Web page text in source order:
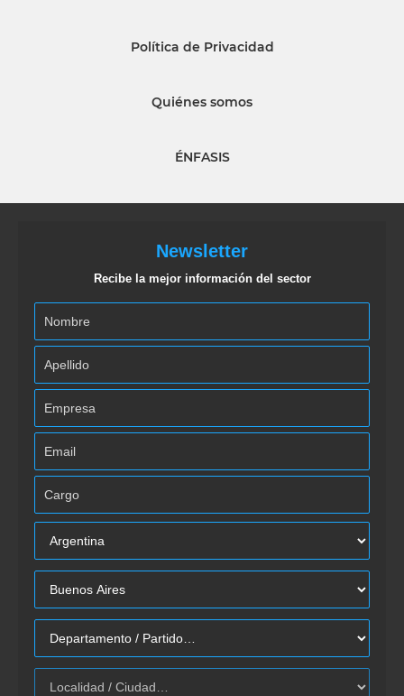
Política de Privacidad
Quiénes somos
ÉNFASIS
Newsletter
Recibe la mejor información del sector